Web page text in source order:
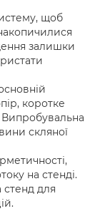
щоб
залишки
коротке
скляної
на стенді.
для